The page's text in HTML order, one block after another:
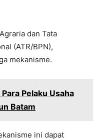
dan Tata
(ATR/BPN),
mekanisme.
Pelaku Usaha
Batam
ini dapat